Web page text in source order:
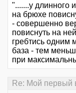
".......у длинного
на брюхе
- совершенно
повиснуть на
гребтись одним
база - тем
при
Re: Мой первый